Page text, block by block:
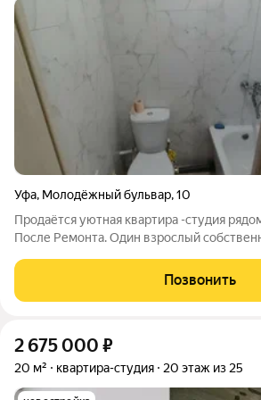
Уфа, Молодёжный бульвар,10
Продаётся уютная квартира -студия
После Ремонта. Один взрослый
Позвонить
2 675 000 ₽
20 м² квартира-студия 20 этаж из 25